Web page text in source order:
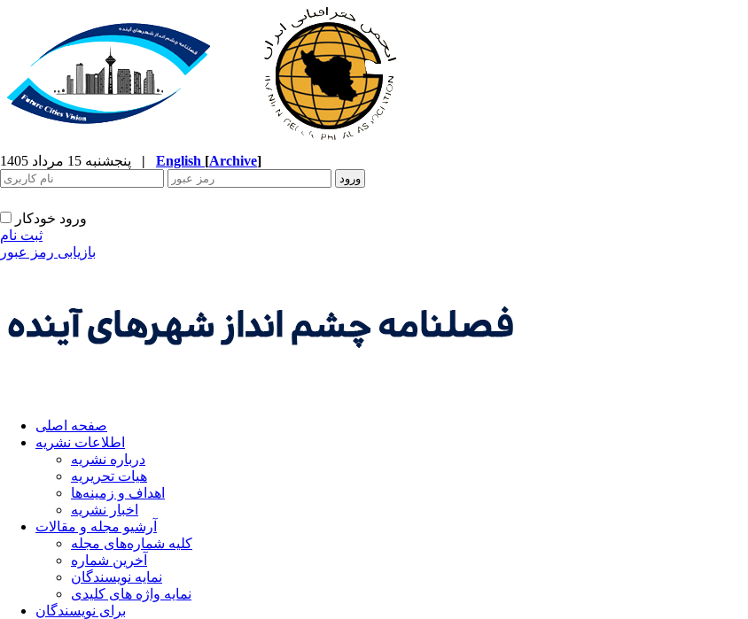
| English [Archive]
ورود خودکار
ثبت نام
بازیابی رمز عبور
صفحه اصلی
اطلاعات نشریه
درباره نشریه
هیات تحریریه
اهداف و زمینه‌ها
اخبار نشریه
آرشیو مجله و مقالات
کلیه شماره‌های مجله
آخرین شماره
نمایه نویسندگان
نمایه واژه های کلیدی
برای نویسندگان